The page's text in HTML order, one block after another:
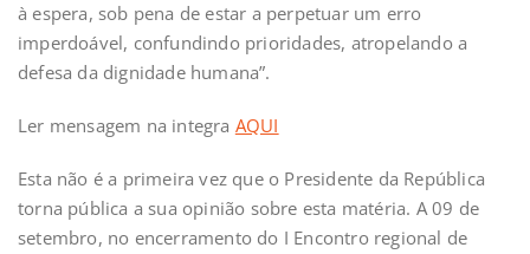
à espera, sob pena de estar a perpetuar um erro
imperdoável, confundindo prioridades, atropelando a
defesa da dignidade humana”.
Ler mensagem na integra AQUI
Esta não é a primeira vez que o Presidente da República
torna pública a sua opinião sobre esta matéria. A 09 de
setembro, no encerramento do I Encontro regional de